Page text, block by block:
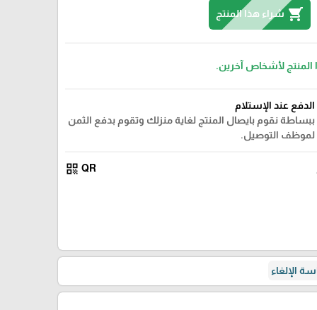
shopping_cart شراء هذا المنتج
المنتج لأشخاص آخرين.
الدفع عند الإستلام
ببساطة نقوم بايصال المنتج لغاية منزلك وتقوم بدفع الثمن
لموظف التوصيل.
QR
qr_code
الإلغاء